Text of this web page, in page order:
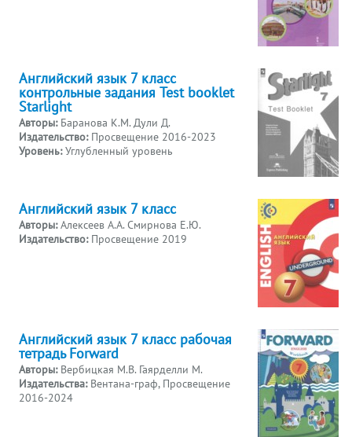
Английский язык 7 класс
контрольные задания Test booklet
Starlight
Авторы: Баранова К.М. Дули Д.
Издательство: Просвещение 2016-2023
Уровень: Углубленный уровень
Английский язык 7 класс
Авторы:Алексеев А.А. Смирнова Е.Ю.
Издательство: Просвещение 2019
Английский язык 7 класс рабочая
тетрадь Forward
Авторы: Вербицкая М.В. Гаярделли М.
Издательства: Вентана-граф, Просвещение
2016-2024